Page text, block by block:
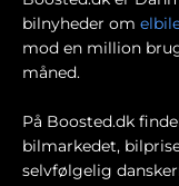
bilnyheder om
mod en million
måned.
På Boosted.dk
bilmarkedet,
selvfølgelig